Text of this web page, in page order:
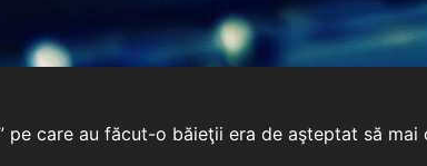
pe care au făcut-o băieţii era de aşteptat să